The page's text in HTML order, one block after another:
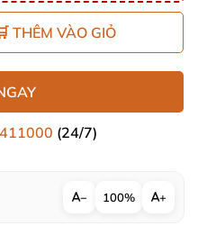
THÊM VÀO GIỎ
(24/7)
− 100% +